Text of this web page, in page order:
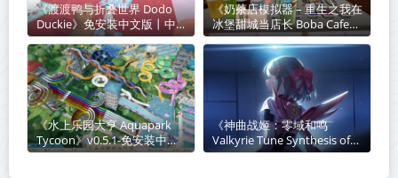
《渡渡鸭与折叠世界 Dodo
Duckie》免安装中文版丨中
文版网盘下载
《奶茶店模拟器 – 重生之我在
冰堡甜城当店长 Boba Cafe
Simulator》v1.034-免安装中
文版丨中文版网盘下载
《水上乐园大亨 Aquapark
Tycoon》v0.5.1-免安装中文
版丨中文版网盘下载
《神曲战姬：零域和鸣
Valkyrie Tune Synthesis of
Souls》Build.23850624-免安